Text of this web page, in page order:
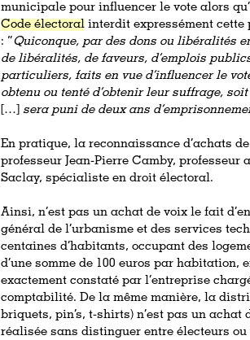
municipale pour influencer le vote alors
Code électoral interdit expressément cette
: “Quiconque, par des dons ou libéralités
de libéralités, de faveurs, d’emplois
particuliers, faits en vue d’influencer le
obtenu ou tenté d’obtenir leur suffrage,
[…]sera puni de deux ans
En pratique, la reconnaissance d’achats
professeur Jean-Pierre Camby,
Saclay, spécialiste en droit électoral.
Ainsi, n’est pas un achat de voix le fait
général de l’urbanisme et des services
centaines d’habitants, occupant des
d’une somme de 100 euros par habitation,
exactement constaté par l’entreprise
comptabilité. De la même manière, la
briquets, pin’s, t-shirts) n’est pas un
réalisée sans distinguer entre électeurs